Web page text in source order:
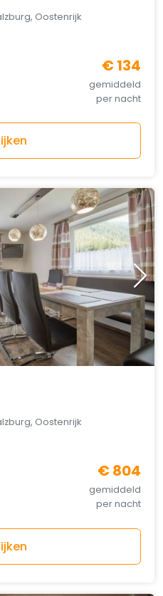
Oostenrijk
€ 134
gemiddeld
per nacht
Oostenrijk
€ 804
gemiddeld
per nacht